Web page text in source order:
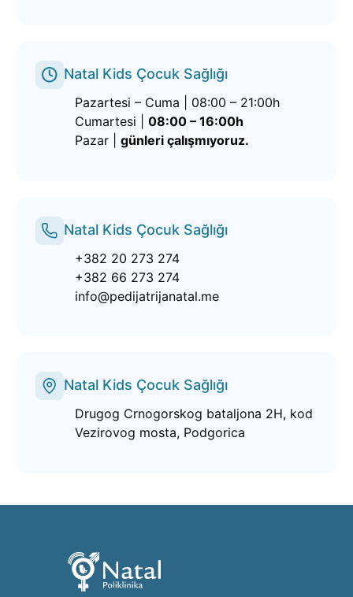
Natal Kids Çocuk Sağlığı
Pazartesi – Cuma | 08:00 – 21:00h
Cumartesi | 08:00 – 16:00h
Pazar | günleri çalışmıyoruz.
Natal Kids Çocuk Sağlığı
Drugog Crnogorskog bataljona 2H, kod
Vezirovog mosta, Podgorica
Natal Kids Çocuk Sağlığı
+382 20 273 274
+382 66 273 274
info@pedijatrijanatal.me